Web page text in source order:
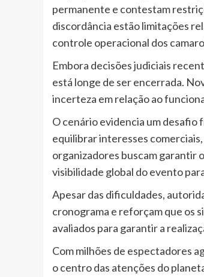
permanente e contestam
discordância estão limitações
controle operacional dos
Embora decisões judiciais
está longe de ser encerrada.
incerteza em relação ao
O cenário evidencia um
equilibrar interesses
organizadores buscam garantir
visibilidade global do evento
Apesar das dificuldades,
cronograma e reforçam que os
avaliados para garantir a
Com milhões de espectadores
o centro das atenções do